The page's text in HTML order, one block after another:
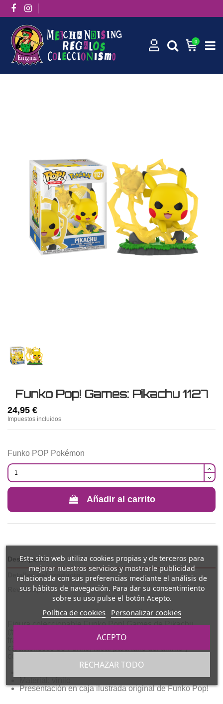
0
Funko Pop! Games: Pikachu 1127
24,95 €
Impuestos incluidos
Funko POP Pokémon
Añadir al carrito
Descripción
Detalles del producto
Reviews(0)
Figura coleccionable Funko Pop! Games de Pikachu
(#1127), inspirada en el Pokémon más icónico de la
. Diseño fiel al personaje con el estilo
característico de Funko, ideal para fans del anime y
Presentación en caja ilustrada original de Funko Pop!
Este sitio web utiliza cookies propias y de terceros para
mejorar nuestros servicios y mostrarle publicidad
relacionada con sus preferencias mediante el análisis de
sus hábitos de navegación. Para dar su consentimiento
sobre su uso pulse el botón Acepto.
Política de cookies Personalizar cookies
RECHAZAR TODO
ACEPTO